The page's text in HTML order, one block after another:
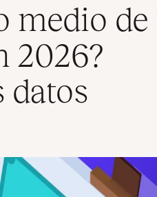
medio
2026?
datos